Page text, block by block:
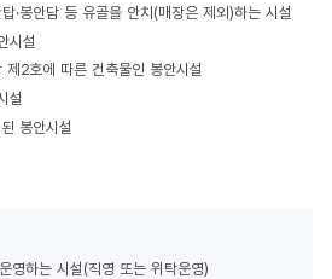
·봉안담 등 유골을 안치(매장은 제외)하는 시설
시설
제2호에 따른 건축물인 봉안시설
설
봉안시설
영하는 시설(직영 또는 위탁운영)